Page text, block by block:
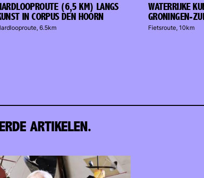
(6,5 KM) LANGS
IN CORPUS DEN HOORN
6.5km
WATERRIJKE
GRONINGEN-
Fietsroute, 10km
ARTIKELEN.